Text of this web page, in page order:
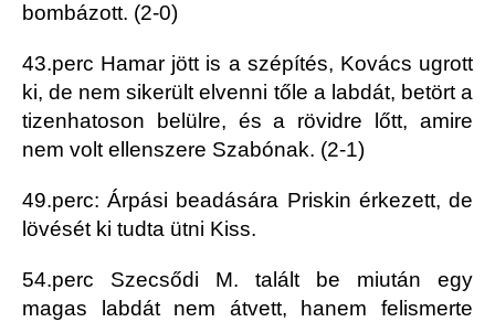
bombázott. (2-0)
43.perc Hamar jött is a szépítés, Kovács ugrott
ki, de nem sikerült elvenni tőle a labdát, betört a
tizenhatoson belülre, és a rövidre lőtt, amire
nem volt ellenszere Szabónak. (2-1)
49.perc: Árpási beadására Priskin érkezett, de
lövését ki tudta ütni Kiss.
54.perc Szecsődi M. talált be miután egy
magas labdát nem átvett, hanem felismerte